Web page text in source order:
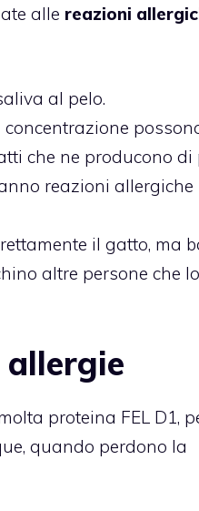
alle reazioni
al pelo.
che ne producono di
reazioni allergiche
il gatto, ma
altre persone che lo
proteina FEL D1,
quando perdono la